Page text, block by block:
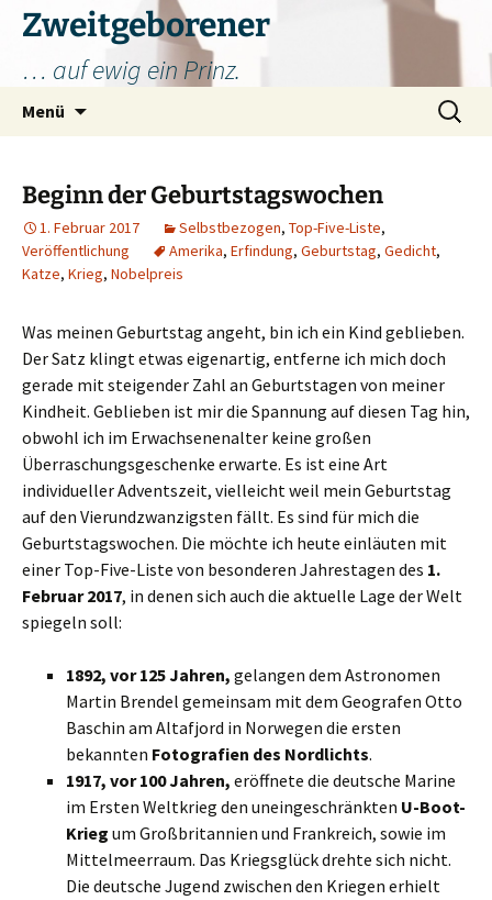
Zum
Inhalt
springen
Zweitgeborener
… auf ewig ein Prinz.
Menü
Suchen
nach:
Beginn der Geburtstagswochen
1. Februar 2017 Selbstbezogen, Top-Five-Liste,
Veröffentlichung
Amerika, Erfindung, Geburtstag, Gedicht,
Katze, Krieg, Nobelpreis
Was meinen Geburtstag angeht, bin ich ein Kind geblieben.
Der Satz klingt etwas eigenartig, entferne ich mich doch
gerade mit steigender Zahl an Geburtstagen von meiner
Kindheit. Geblieben ist mir die Spannung auf diesen Tag hin,
obwohl ich im Erwachsenenalter keine großen
Überraschungsgeschenke erwarte. Es ist eine Art
individueller Adventszeit, vielleicht weil mein Geburtstag
auf den Vierundzwanzigsten fällt. Es sind für mich die
Geburtstagswochen. Die möchte ich heute einläuten mit
einer Top-Five-Liste von besonderen Jahrestagen des 1.
Februar 2017, in denen sich auch die aktuelle Lage der Welt
spiegeln soll:
1892, vor 125 Jahren, gelangen dem Astronomen
Martin Brendel gemeinsam mit dem Geografen Otto
Baschin am Altafjord in Norwegen die ersten
bekannten Fotografien des Nordlichts.
1917, vor 100 Jahren, eröffnete die deutsche Marine
im Ersten Weltkrieg den uneingeschränkten U-Boot-
Krieg um Großbritannien und Frankreich, sowie im
Mittelmeerraum. Das Kriegsglück drehte sich nicht.
Die deutsche Jugend zwischen den Kriegen erhielt